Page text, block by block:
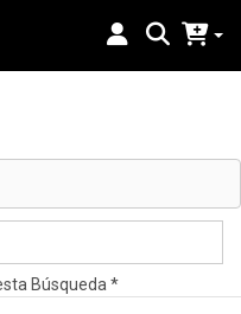
Búsqueda *